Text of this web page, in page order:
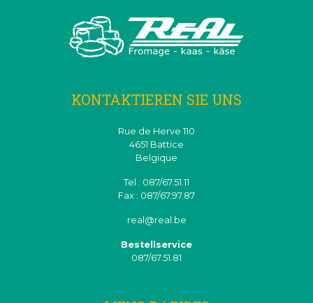
KONTAKTIEREN SIE UNS
Rue de Herve 110
4651 Battice
Belgique
Tel : 087/67.51.11
Fax : 087/67.97.87
real@real.be
Bestellservice
087/67.51.81